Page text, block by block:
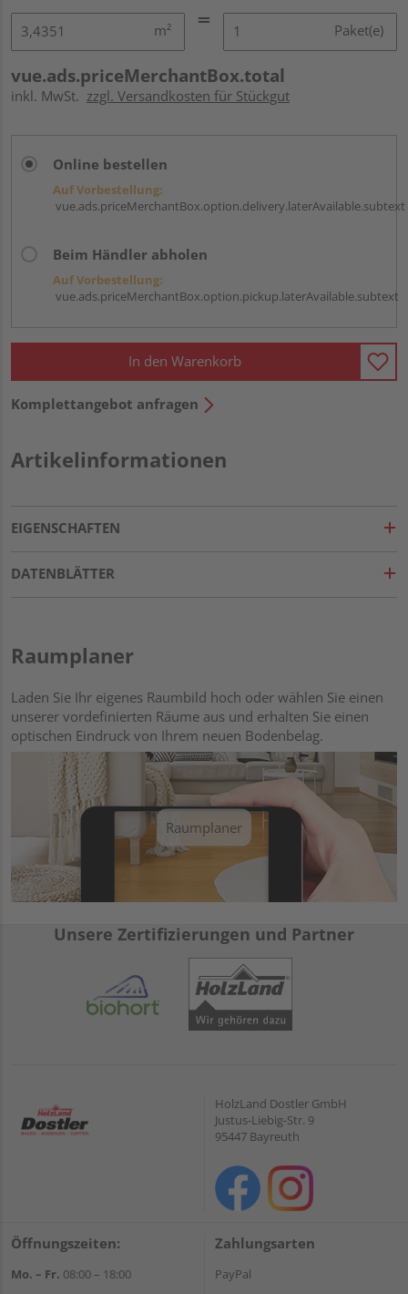
m² Paket(e)
vue.ads.priceMerchantBox.total
inkl. MwSt. zzgl. Versandkosten für Stückgut
Online bestellen
Auf Vorbestellung:
vue.ads.priceMerchantBox.option.delivery.laterAvailable.subtext
Beim Händler abholen
Auf Vorbestellung:
vue.ads.priceMerchantBox.option.pickup.laterAvailable.subtext
In den Warenkorb
Komplettangebot anfragen
Artikelinformationen
EIGENSCHAFTEN
DATENBLÄTTER
Raumplaner
Laden Sie Ihr eigenes Raumbild hoch oder wählen Sie einen
unserer vordefinierten Räume aus und erhalten Sie einen
optischen Eindruck von Ihrem neuen Bodenbelag.
Raumplaner
Unsere Zertifizierungen und Partner
HolzLand Dostler GmbH
Justus-Liebig-Str. 9
95447 Bayreuth
Öffnungszeiten:
Mo. – Fr. 08:00 – 18:00
Zahlungsarten
PayPal